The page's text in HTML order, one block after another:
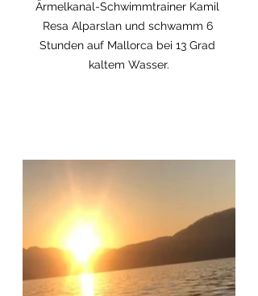
Ärmelkanal-Schwimmtrainer Kamil
Resa Alparslan und schwamm 6
Stunden auf Mallorca bei 13 Grad
kaltem Wasser.